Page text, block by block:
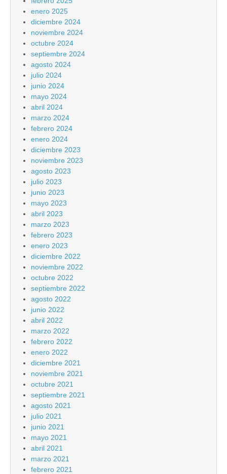
enero 2025
diciembre 2024
noviembre 2024
octubre 2024
septiembre 2024
agosto 2024
julio 2024
junio 2024
mayo 2024
abril 2024
marzo 2024
febrero 2024
enero 2024
diciembre 2023
noviembre 2023
agosto 2023
julio 2023
junio 2023
mayo 2023
abril 2023
marzo 2023
febrero 2023
enero 2023
diciembre 2022
noviembre 2022
octubre 2022
septiembre 2022
agosto 2022
junio 2022
abril 2022
marzo 2022
febrero 2022
enero 2022
diciembre 2021
noviembre 2021
octubre 2021
septiembre 2021
agosto 2021
julio 2021
junio 2021
mayo 2021
abril 2021
marzo 2021
febrero 2021